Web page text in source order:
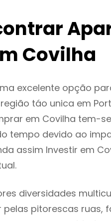
Covilha
excelente opção
táo unica em
em Covilha tem-
tempo devido ao
assim Investir em
diversidades
pitorescas ruas,